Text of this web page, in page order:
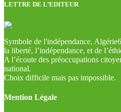
LETTRE DE L’EDITEUR
Symbole de l'indépendance,
la liberté, l’indépendance, et de
A l’écoute des préoccupations
national.
Choix difficile mais pas impossible.
Mention Légale